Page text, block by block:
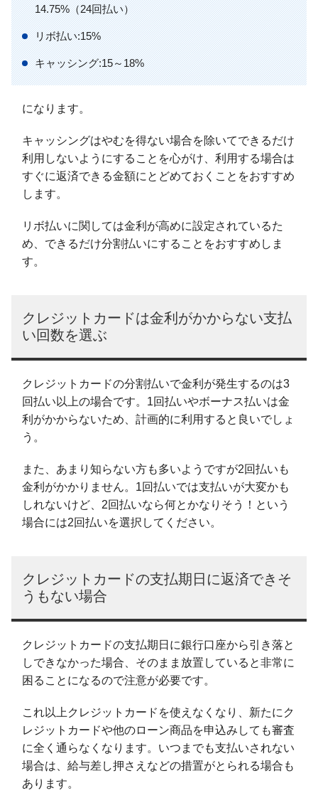
14.75%（24回払い）
リボ払い:15%
キャッシング:15～18%
になります。
キャッシングはやむを得ない場合を除いてできるだけ
利用しないようにすることを心がけ、利用する場合は
すぐに返済できる金額にとどめておくことをおすすめ
します。
リボ払いに関しては金利が高めに設定されているた
め、できるだけ分割払いにすることをおすすめしま
す。
クレジットカードは金利がかからない支払
い回数を選ぶ
クレジットカードの分割払いで金利が発生するのは3
回払い以上の場合です。1回払いやボーナス払いは金
利がかからないため、計画的に利用すると良いでしょ
う。
また、あまり知らない方も多いようですが2回払いも
金利がかかりません。1回払いでは支払いが大変かも
しれないけど、2回払いなら何とかなりそう！という
場合には2回払いを選択してください。
クレジットカードの支払期日に返済できそ
うもない場合
クレジットカードの支払期日に銀行口座から引き落と
しできなかった場合、そのまま放置していると非常に
困ることになるので注意が必要です。
これ以上クレジットカードを使えなくなり、新たにク
レジットカードや他のローン商品を申込みしても審査
に全く通らなくなります。いつまでも支払いされない
場合は、給与差し押さえなどの措置がとられる場合も
あります。